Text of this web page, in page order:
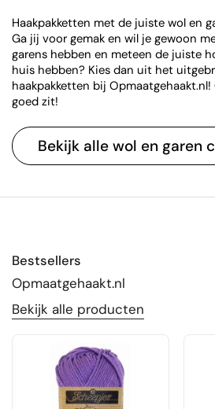
Haakpakketten met de juiste wol en
Ga jij voor gemak en wil je gewoon
garens hebben en meteen de juiste
huis hebben? Kies dan uit het
haakpakketten bij
goed zit!
Bekijk alle wol en garen
Bestsellers
Opmaatgehaakt.nl
Bekijk alle producten